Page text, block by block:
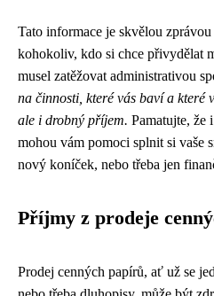
Tato informace je skvělou
kohokoliv, kdo si chce přivydělat
musel zatěžovat administrativou
na činnosti, které vás baví a které
ale i drobný příjem. Pamatujte, že
mohou vám pomoci splnit si vaše
nový koníček, nebo třeba jen
Příjmy z prodeje
Prodej cenných papírů, ať už se